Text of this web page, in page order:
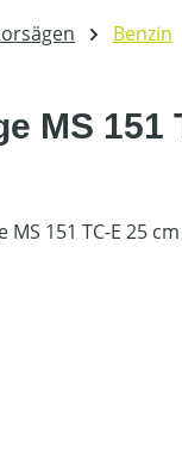
Benzin
MS 151